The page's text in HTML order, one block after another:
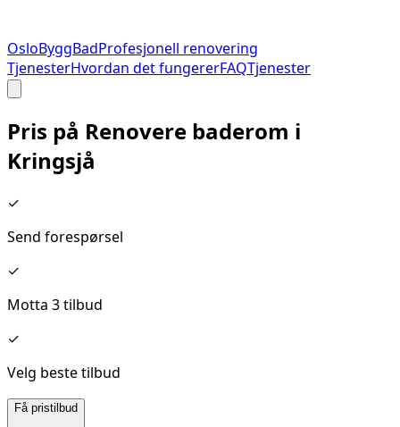
OsloByggBadProfesjonell renovering
TjenesterHvordan det fungererFAQTjenester
Pris på Renovere baderom i
Kringsjå
✓
Send forespørsel
✓
Motta 3 tilbud
✓
Velg beste tilbud
Få pristilbud